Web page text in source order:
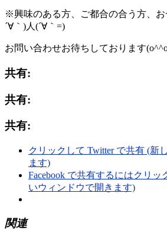
※興味のある方、ご都合の合う方、
´∀｀)人(´∀｀=)
お問い合わせお待ちしております
共有:
共有:
共有:
クリックして Twitter で共有 (新
ます)
Facebook で共有するにはクリッ
いウィンドウで開きます)
関連